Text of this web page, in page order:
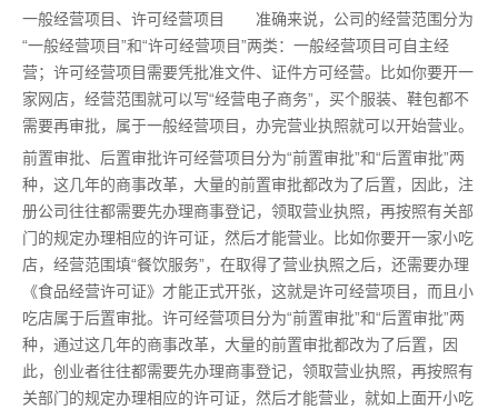
一般经营项目、许可经营项目 准确来说，公司的经营范围分为
“一般经营项目”和“许可经营项目”两类：一般经营项目可自主经
营；许可经营项目需要凭批准文件、证件方可经营。比如你要开一
家网店，经营范围就可以写“经营电子商务”，买个服装、鞋包都不
需要再审批，属于一般经营项目，办完营业执照就可以开始营业。
前置审批、后置审批许可经营项目分为“前置审批”和“后置审批”两
种，这几年的商事改革，大量的前置审批都改为了后置，因此，注
册公司往往都需要先办理商事登记，领取营业执照，再按照有关部
门的规定办理相应的许可证，然后才能营业。比如你要开一家小吃
店，经营范围填“餐饮服务”，在取得了营业执照之后，还需要办理
《食品经营许可证》才能正式开张，这就是许可经营项目，而且小
吃店属于后置审批。许可经营项目分为“前置审批”和“后置审批”两
种，通过这几年的商事改革，大量的前置审批都改为了后置，因
此，创业者往往都需要先办理商事登记，领取营业执照，再按照有
关部门的规定办理相应的许可证，然后才能营业，就如上面开小吃